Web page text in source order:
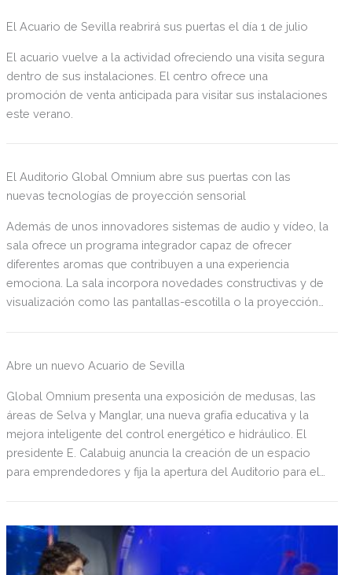
El Acuario de Sevilla reabrirá sus puertas el día 1 de julio
El acuario vuelve a la actividad ofreciendo una visita segura
dentro de sus instalaciones. El centro ofrece una
promoción de venta anticipada para visitar sus instalaciones
este verano.
El Auditorio Global Omnium abre sus puertas con las
nuevas tecnologías de proyección sensorial
Además de unos innovadores sistemas de audio y vídeo, la
sala ofrece un programa integrador capaz de ofrecer
diferentes aromas que contribuyen a una experiencia
emociona. La sala incorpora novedades constructivas y de
visualización como las pantallas-escotilla o la proyección
Abre un nuevo Acuario de Sevilla
Global Omnium presenta una exposición de medusas, las
áreas de Selva y Manglar, una nueva grafía educativa y la
mejora inteligente del control energético e hidráulico. El
presidente E. Calabuig anuncia la creación de un espacio
para emprendedores y fija la apertura del Auditorio para el
sevillano.